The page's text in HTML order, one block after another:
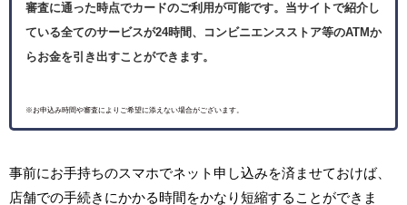
審査に通った時点でカードのご利用が可能です。当サイトで紹介し
ている全てのサービスが24時間、コンビニエンスストア等のATMか
らお金を引き出すことができます。
※お申込み時間や審査によりご希望に添えない場合がございます。
事前にお手持ちのスマホでネット申し込みを済ませておけば、
店舗での手続きにかかる時間をかなり短縮することができま